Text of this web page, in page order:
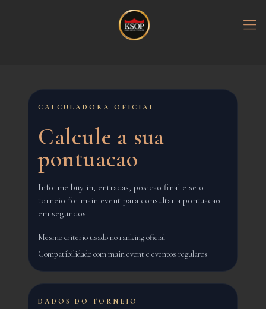
CALCULADORA OFICIAL
Calcule a sua
pontuacao
Informe buy in, entradas, posicao final e se o
torneio foi main event para consultar a pontuacao
em segundos.
Mesmo criterio usado no ranking oficial
Compatibilidade com main event e eventos regulares
DADOS DO TORNEIO